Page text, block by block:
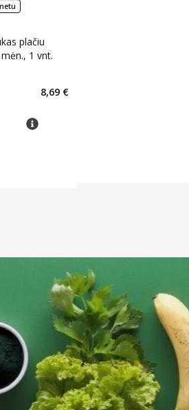
plačiu
1 vnt.
narių nuolaida
patarimas
8,69 €